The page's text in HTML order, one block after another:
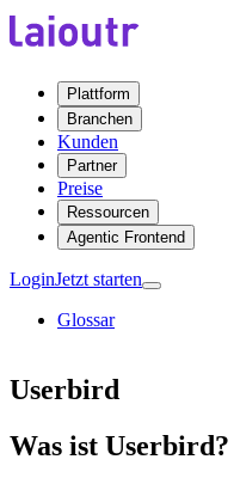
Plattform
Branchen
Kunden
Partner
Preise
Ressourcen
Agentic Frontend
LoginJetzt starten
Glossar
Userbird
Was ist Userbird?